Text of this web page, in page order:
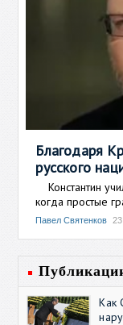
Благодаря
русского
Константин
когда простые
Павел Святенков
Как